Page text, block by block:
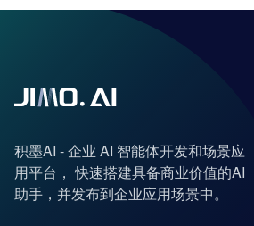
积墨AI - 企业 AI 智能体开发和场景应
用平台， 快速搭建具备商业价值的AI
助手，并发布到企业应用场景中。